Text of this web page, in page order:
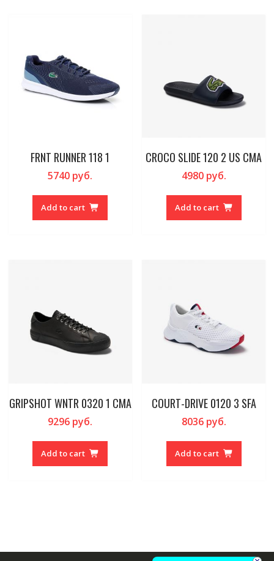
FRNT RUNNER 118 1
5740 руб.
Add to cart
CROCO SLIDE 120 2 US CMA
4980руб.
Add to cart
GRIPSHOT WNTR 0320 1 CMA
9296 руб.
Add to cart
COURT-DRIVE 0120 3 SFA
8036руб.
Add to cart